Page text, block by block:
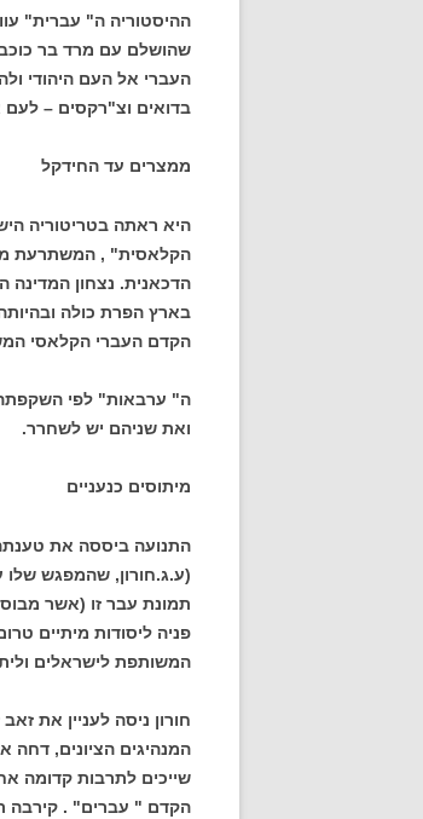
ההיסטוריה ה" עברית"
שהושלם עם מרד בר
העברי אל העם היהודי
בדואים וצ"רקסים –
ממצרים עד החידקל
היא ראתה בטריטוריה
הקלאסית" , המשתרעת
הדכאנית. נצחון
בארץ הפרת כולה
הקדם העברי הקלאסי
ה" ערבאות" לפי
ואת שניהם יש לשחרר.
מיתוסים כנעניים
התנועה ביססה את
תמונת עבר זו (אשר
פניה ליסודות מיתיים
המשותפת לישראלים
חורון ניסה לעניין את
המנהיגים הציונים, דחה
שייכים לתרבות קדומה
הקדם " עברים" . קירבה